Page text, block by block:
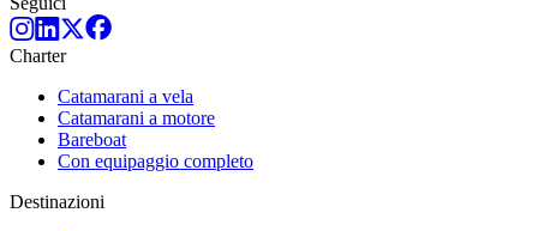
Charter
Catamarani a vela
Catamarani a motore
Bareboat
Con equipaggio completo
Destinazioni